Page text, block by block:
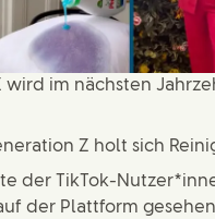
wird im nächsten
Z holt sich
der TikTok-
der Plattform